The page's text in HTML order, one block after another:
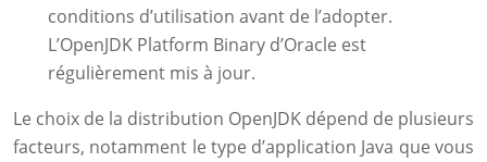
conditions d’utilisation avant de l’adopter.
L’OpenJDK Platform Binary d’Oracle est
régulièrement mis à jour.
Le choix de la distribution OpenJDK dépend de plusieurs
facteurs, notamment le type d’application Java que vous